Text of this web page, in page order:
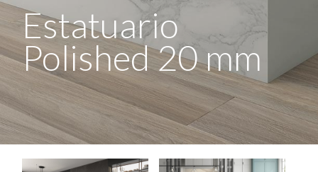
Estatuario
Polished 20 mm